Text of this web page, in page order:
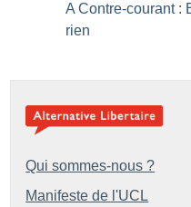
A Contre-courant :
rien
Qui sommes-nous ?
Manifeste de l'UCL